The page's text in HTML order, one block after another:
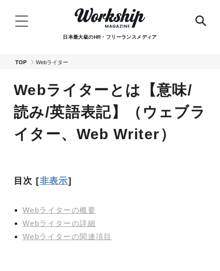
日本最大級のHR・フリーランスメディア
TOP Webライター
Webライターとは【意味/
読み/英語表記】（ウェブラ
イター、Web Writer）
目次 [非表示]
Webライターの概要
Webライターの詳細
Webライターの関連項目